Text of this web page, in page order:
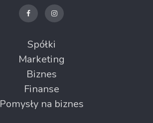
Spółki
Marketing
Biznes
Finanse
Pomysły na biznes